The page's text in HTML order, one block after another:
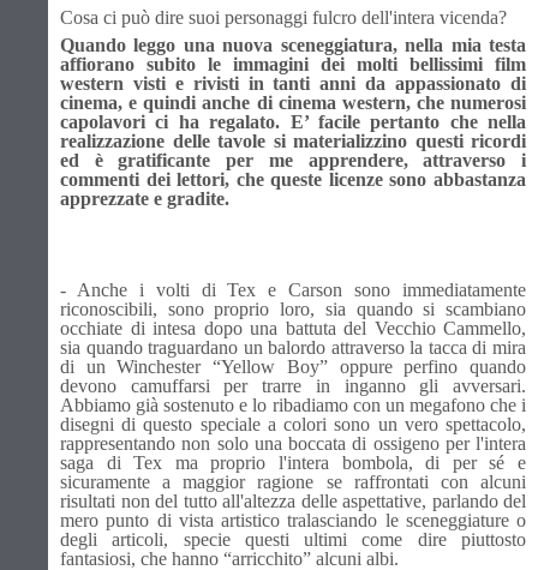
Cosa ci può dire suoi personaggi fulcro dell'intera vicenda?
Quando leggo una nuova sceneggiatura, nella mia testa
affiorano subito le immagini dei molti bellissimi film
western visti e rivisti in tanti anni da appassionato di
cinema, e quindi anche di cinema western, che numerosi
capolavori ci ha regalato. E’ facile pertanto che nella
realizzazione delle tavole si materializzino questi ricordi
ed è gratificante per me apprendere, attraverso i
commenti dei lettori, che queste licenze sono abbastanza
apprezzate e gradite.
- Anche i volti di Tex e Carson sono immediatamente
riconoscibili, sono proprio loro, sia quando si scambiano
occhiate di intesa dopo una battuta del Vecchio Cammello,
sia quando traguardano un balordo attraverso la tacca di mira
di un Winchester “Yellow Boy” oppure perfino quando
devono camuffarsi per trarre in inganno gli avversari.
Abbiamo già sostenuto e lo ribadiamo con un megafono che i
disegni di questo speciale a colori sono un vero spettacolo,
rappresentando non solo una boccata di ossigeno per l'intera
saga di Tex ma proprio l'intera bombola, di per sé e
sicuramente a maggior ragione se raffrontati con alcuni
risultati non del tutto all'altezza delle aspettative, parlando del
mero punto di vista artistico tralasciando le sceneggiature o
degli articoli, specie questi ultimi come dire piuttosto
fantasiosi, che hanno “arricchito” alcuni albi.